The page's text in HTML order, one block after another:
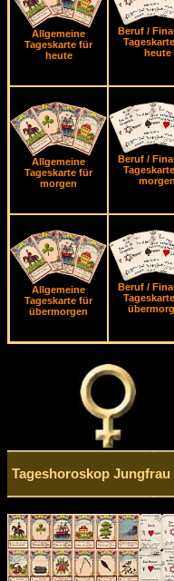
Allgemeine
Tageskarte für
heute
Beruf /
heute
Allgemeine
Tageskarte für
morgen
Beruf /
morgen
Allgemeine
Tageskarte für
übermorgen
Beruf /
Tageshoroskop Jungfrau